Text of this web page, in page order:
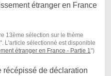
étranger en France
13ème sélection sur le thème
L'article sélectionné est disponible
étranger en France - Partie 1")
récépissé de déclaration